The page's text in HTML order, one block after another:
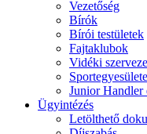
Vezetőség
Bírók
Bírói testületek
Fajtaklubok
Vidéki
Junior Handler
Ügyintézés
Letölthető